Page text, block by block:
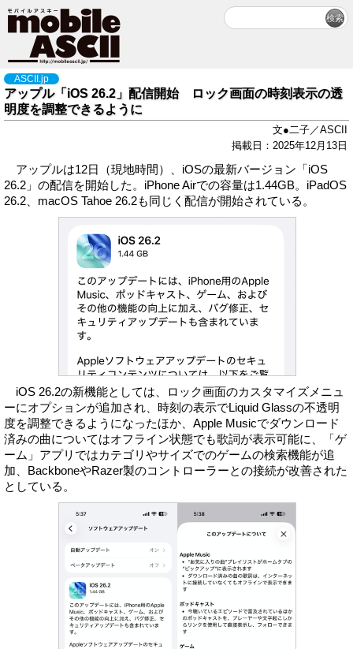
ASCII.jp
アップル「iOS 26.2」配信開始 ロック画面の時刻表示の透
明度を調整できるように
文●二子／ASCII
掲載日：2025年12月13日
アップルは12日（現地時間）、iOSの最新バージョン「iOS
26.2」の配信を開始した。iPhone Airでの容量は1.44GB。iPadOS
26.2、macOS Tahoe 26.2も同じく配信が開始されている。
iOS 26.2の新機能としては、ロック画面のカスタマイズメニュ
ーにオプションが追加され、時刻の表示でLiquid Glassの不透明
度を調整できるようになったほか、Apple Musicでダウンロード
済みの曲についてはオフライン状態でも歌詞が表示可能に、「ゲ
ーム」アプリではカテゴリやサイズでのゲームの検索機能が追
加、BackboneやRazer製のコントローラーとの接続が改善された
としている。